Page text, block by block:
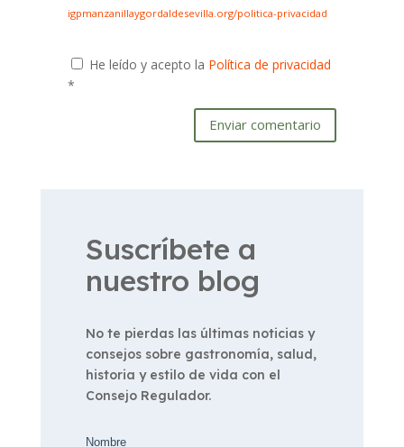
igpmanzanillaygordaldesevilla.org/politica-privacidad
He leído y acepto la Política de privacidad
*
Enviar comentario
Suscríbete a
nuestro blog
No te pierdas las últimas noticias y
consejos sobre gastronomía, salud,
historia y estilo de vida con el
Consejo Regulador.